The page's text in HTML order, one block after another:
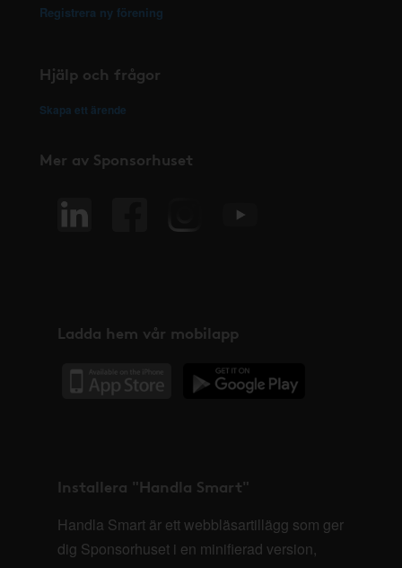
Registrera ny förening
Hjälp och frågor
Skapa ett ärende
Mer av Sponsorhuset
Ladda hem vår mobilapp
Installera "Handla Smart"
Handla Smart är ett webbläsartillägg som ger
dig Sponsorhuset i en minifierad version,